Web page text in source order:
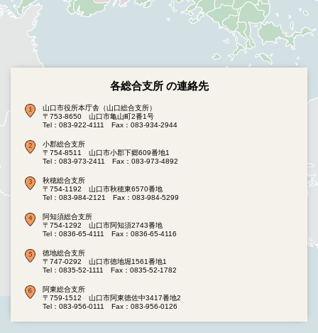
各総合支所 の連絡先
山口市役所本庁舎（山口総合支所）
〒753-8650 山口市亀山町2番1号
Tel：083-922-4111
Fax：083-934-2944
小郡総合支所
〒754-8511 山口市小郡下郷609番地1
Tel：083-973-2411
Fax：083-973-4892
秋穂総合支所
〒754-1192 山口市秋穂東6570番地
Tel：083-984-2121
Fax：083-984-5299
阿知須総合支所
〒754-1292 山口市阿知須2743番地
Tel：0836-65-4111
Fax：0836-65-4116
徳地総合支所
〒747-0292 山口市徳地堀1561番地1
Tel：0835-52-1111
Fax：0835-52-1782
阿東総合支所
〒759-1512 山口市阿東徳佐中3417番地2
Tel：083-956-0111
Fax：083-956-0126